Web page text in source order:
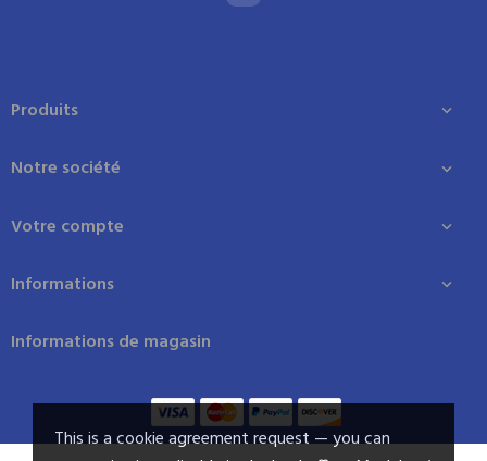
This is a cookie agreement request — you can
Produits 
Notre société 
Votre compte 
Informations 
Informations de magasin